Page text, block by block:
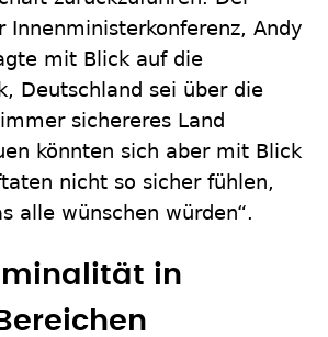
Innenministerkonferenz, Andy
mit Blick auf die
Deutschland sei über die
sichereres Land
könnten sich aber mit Blick
nicht so sicher fühlen,
alle wünschen würden“.
in